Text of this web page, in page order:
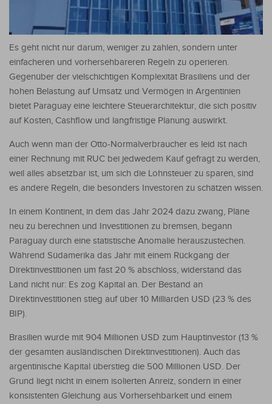
Es geht nicht nur darum, weniger zu zahlen, sondern unter
einfacheren und vorhersehbareren Regeln zu operieren.
Gegenüber der vielschichtigen Komplexität Brasiliens und der
hohen Belastung auf Umsatz und Vermögen in Argentinien
bietet Paraguay eine leichtere Steuerarchitektur, die sich positiv
auf Kosten, Cashflow und langfristige Planung auswirkt.
Auch wenn man der Otto-Normalverbraucher es leid ist nach
einer Rechnung mit RUC bei jedwedem Kauf gefragt zu werden,
weil alles absetzbar ist, um sich die Lohnsteuer zu sparen, sind
es andere Regeln, die besonders Investoren zu schätzen wissen.
In einem Kontinent, in dem das Jahr 2024 dazu zwang, Pläne
neu zu berechnen und Investitionen zu bremsen, begann
Paraguay durch eine statistische Anomalie herauszustechen.
Während Südamerika das Jahr mit einem Rückgang der
Direktinvestitionen um fast 20 % abschloss, widerstand das
Land nicht nur: Es zog Kapital an. Der Bestand an
Direktinvestitionen stieg auf über 10 Milliarden USD (23 % des
BIP).
Brasilien wurde mit 904 Millionen USD zum Hauptinvestor (13 %
der gesamten ausländischen Direktinvestitionen). Auch das
argentinische Kapital überstieg die 500 Millionen USD. Der
Grund liegt nicht in einem isolierten Anreiz, sondern in einer
konsistenten Gleichung aus Vorhersehbarkeit und einem